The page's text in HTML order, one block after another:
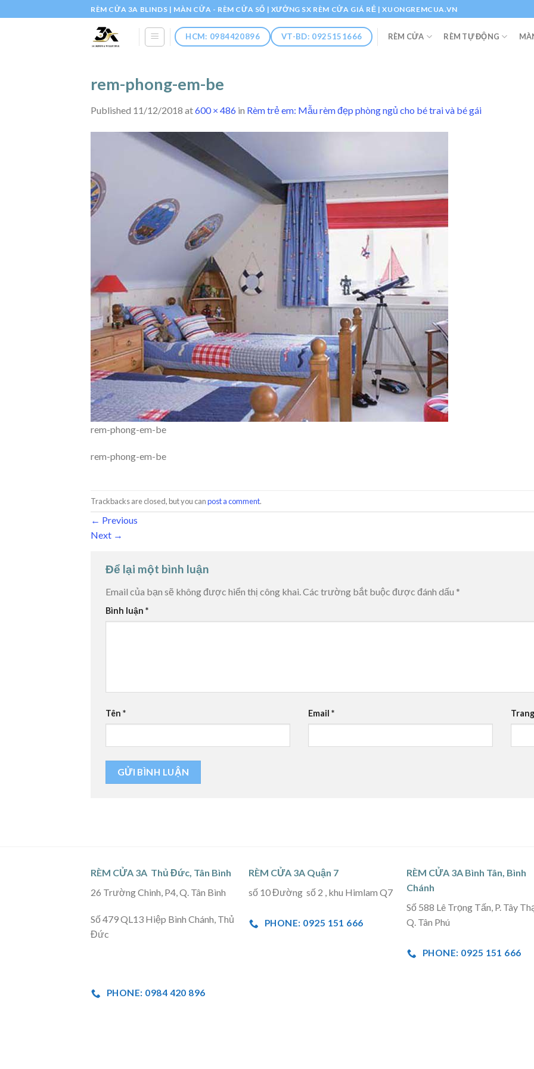
to
RÈM CỬA 3A BLINDS | MÀN CỬA - RÈM CỬA SỔ | XƯỞNG SX RÈM CỬA GIÁ RẺ | XUONGREMCUA.VN
HCM: 0984420896 VT-BD: 0925151666 RÈM CỬA RÈM TỰ ĐỘNG
rem-phong-em-be
Published 11/12/2018 at600 × 486 in Rèm trẻ em: Mẫu rèm đẹp phòng ngủ cho bé trai và bé gái
rem-phong-em-be
rem-phong-em-be
Trackbacks are closed, but you canpost a comment.
← Previous
Next →
Để lại một bình luận
Email của bạn sẽ không được hiển thị công khai.Các trường bắt buộc được đánh dấu *
Bình luận *
Tên * Email *
RÈM CỬA 3A Thủ Đức, Tân Bình
26 Trường Chinh, P4, Q. Tân Bình
Số 479 QL13 Hiệp Bình Chánh, Thủ
Đức
PHONE: 0984 420 896
RÈM CỬA 3A Quận 7
số 10 Đường số 2 , khu Himlam Q7
PHONE: 0925 151 666
RÈM CỬA 3A Bình Tân, Bình
Chánh
Số 588 Lê Trọng Tấn, P. Tây
Q. Tân Phú
PHONE: 0925 151 666